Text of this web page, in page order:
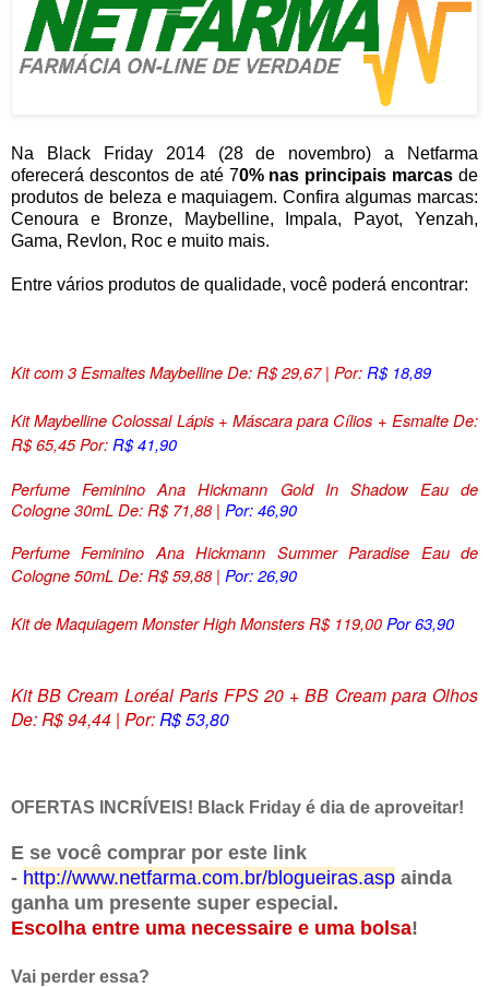
Na Black Friday 2014 (28 de novembro) a Netfarma
oferecerá descontos de até 70% nas principais marcas de
produtos de beleza e maquiagem. Confira algumas marcas:
Cenoura e Bronze, Maybelline, Impala, Payot, Yenzah,
Gama, Revlon, Roc e muito mais.
Entre vários produtos de qualidade, você poderá encontrar:
Kit com 3 Esmaltes Maybelline De: R$ 29,67 | Por: R$ 18,89
Kit Maybelline Colossal Lápis + Máscara para Cílios + Esmalte De:
R$ 65,45 Por: R$ 41,90
Perfume Feminino Ana Hickmann Gold In Shadow Eau de
Cologne 30mL De: R$ 71,88 | Por: 46,90
Perfume Feminino Ana Hickmann Summer Paradise Eau de
Cologne 50mL De: R$ 59,88 | Por: 26,90
Kit de Maquiagem Monster High Monsters R$ 119,00Por 63,90
Kit BB Cream Loréal Paris FPS 20 + BB Cream para Olhos
De: R$ 94,44 | Por: R$ 53,80
OFERTAS INCRÍVEIS! Black Friday é dia de aproveitar!
E se você comprar por este link
- http://www.netfarma.com.br/blogueiras.asp ainda
ganha um presente super especial.
Escolha entre uma necessaire e uma bolsa!
Vai perder essa?